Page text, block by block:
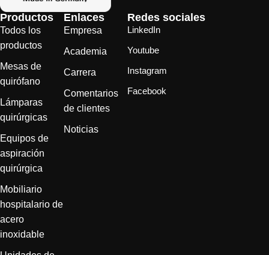
Productos
Todos los
productos
Mesas de
quirófano
Lámparas
quirúrgicas
Equipos de
aspiración
quirúrgica
Mobiliario
hospitalario de
acero
inoxidable
Enlaces
Empresa
Academia
Carrera
Comentarios
de clientes
Noticias
Redes sociales
LinkedIn
Youtube
Instagram
Facebook